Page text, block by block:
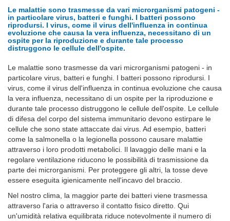
Le malattie sono trasmesse da vari microrganismi patogeni -
in particolare virus, batteri e funghi. I batteri possono
riprodursi. I virus, come il virus dell'influenza in continua
evoluzione che causa la vera influenza, necessitano di un
ospite per la riproduzione e durante tale processo
distruggono le cellule dell'ospite.
Le malattie sono trasmesse da vari microrganismi patogeni - in
particolare virus, batteri e funghi. I batteri possono riprodursi. I
virus, come il virus dell'influenza in continua evoluzione che causa
la vera influenza, necessitano di un ospite per la riproduzione e
durante tale processo distruggono le cellule dell'ospite. Le cellule
di difesa del corpo del sistema immunitario devono estirpare le
cellule che sono state attaccate dai virus. Ad esempio, batteri
come la salmonella o la legionella possono causare malattie
attraverso i loro prodotti metabolici. Il lavaggio delle mani e la
regolare ventilazione riducono le possibilità di trasmissione da
parte dei microrganismi. Per proteggere gli altri, la tosse deve
essere eseguita igienicamente nell'incavo del braccio.
Nel nostro clima, la maggior parte dei batteri viene trasmessa
attraverso l'aria o attraverso il contatto fisico diretto. Qui
un'umidità relativa equilibrata riduce notevolmente il numero di